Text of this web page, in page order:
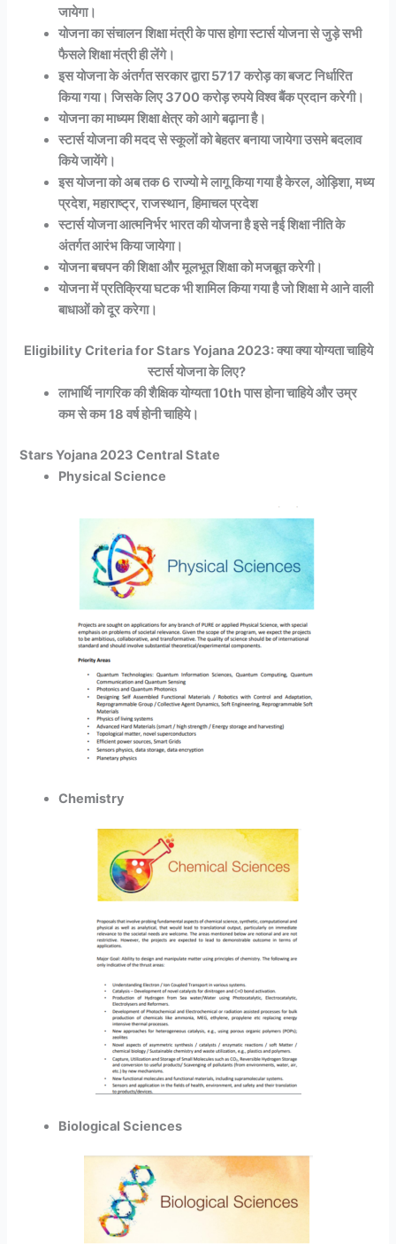
जायेगा।
योजना का संचालन शिक्षा मंत्री के पास होगा स्टार्स योजना से जुड़े सभी
फैसले शिक्षा मंत्री ही लेंगे।
इस योजना के अंतर्गत सरकार द्वारा 5717 करोड़ का बजट निर्धारित
किया गया। जिसके लिए 3700 करोड़ रुपये विश्व बैंक प्रदान करेगी।
योजना का माध्यम शिक्षा क्षेत्र को आगे बढ़ाना है।
स्टार्स योजना की मदद से स्कूलों को बेहतर बनाया जायेगा उसमे बदलाव
किये जायेंगे।
इस योजना को अब तक 6 राज्यो मे लागू किया गया है केरल, ओड़िशा, मध्य
प्रदेश, महाराष्ट्र, राजस्थान, हिमाचल प्रदेश
स्टार्स योजना आत्मनिर्भर भारत की योजना है इसे नई शिक्षा नीति के
अंतर्गत आरंभ किया जायेगा।
योजना बचपन की शिक्षा और मूलभूत शिक्षा को मजबूत करेगी।
योजना में प्रतिक्रिया घटक भी शामिल किया गया है जो शिक्षा मे आने वाली
बाधाओं को दूर करेगा।
Eligibility Criteria for Stars Yojana 2023: क्या क्या योग्यता चाहिये
स्टार्स योजना के लिए?
लाभार्थि नागरिक की शैक्षिक योग्यता 10th पास होना चाहिये और उम्र
कम से कम 18 वर्ष होनी चाहिये।
Stars Yojana 2023 Central State
Physical Science
Chemistry
Biological Sciences